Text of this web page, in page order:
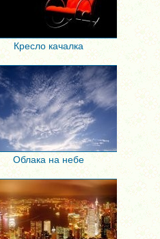
Кресло качалка
Облака на небе